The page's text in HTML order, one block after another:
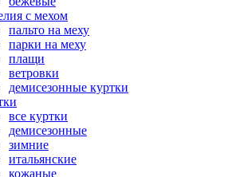
с мехом
пальто на меху
парки на меху
плащи
ветровки
демисезонные куртки
все куртки
демисезонные
зимние
итальянские
кожаные